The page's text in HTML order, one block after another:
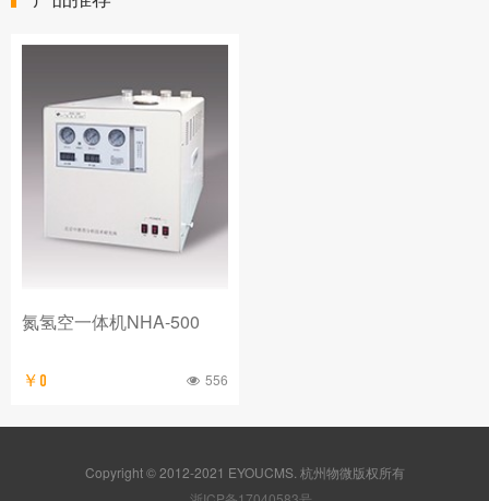
氮氢空一体机NHA-500
￥0 556
Copyright © 2012-2021 EYOUCMS. 杭州物微版权所有